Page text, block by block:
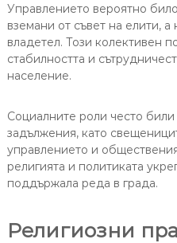
Управлението вероятно
вземани от съвет на елити,
владетел. Този колективен
стабилността и
население.
Социалните роли често
задължения, като
управлението и
религията и политиката
поддържала реда в града.
Религиозни